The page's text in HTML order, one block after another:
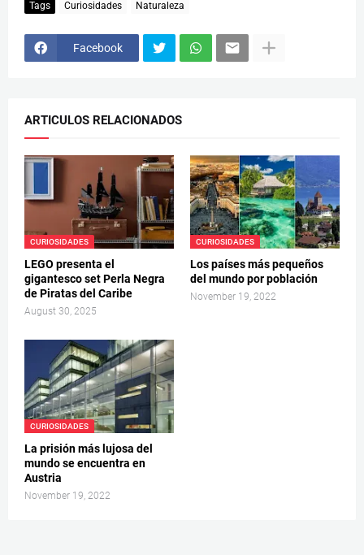
Tags Curiosidades Naturaleza
Facebook
ARTICULOS RELACIONADOS
CURIOSIDADES
LEGO presenta el
gigantesco set Perla Negra
de Piratas del Caribe
August 30, 2025
CURIOSIDADES
Los países más pequeños
del mundo por población
November 19, 2022
CURIOSIDADES
La prisión más lujosa del
mundo se encuentra en
Austria
November 19, 2022